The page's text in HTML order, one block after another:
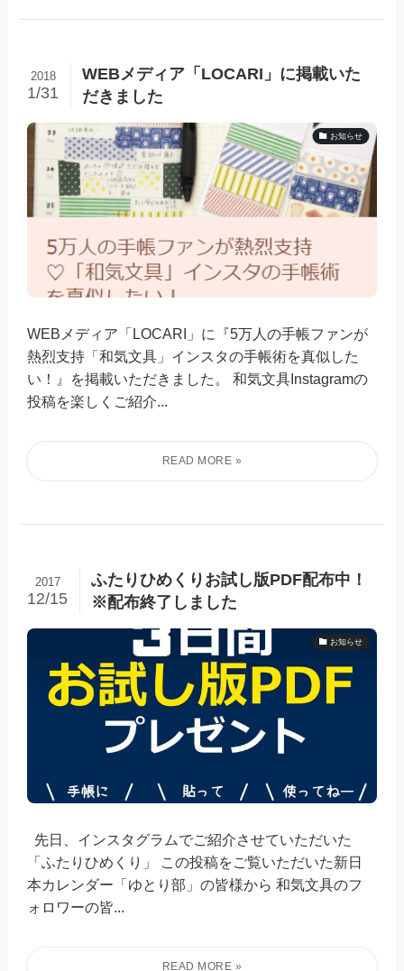
WEBメディア「LOCARI」に掲載いた
だきました
2018
1/31
お知らせ
WEBメディア「LOCARI」に『5万人の手帳ファンが
熱烈支持「和気文具」インスタの手帳術を真似した
い！』を掲載いただきました。 和気文具Instagramの
投稿を楽しくご紹介...
ふたりひめくりお試し版PDF配布中！
※配布終了しました
2017
12/15
お知らせ
先日、インスタグラムでご紹介させていただいた
「ふたりひめくり」 この投稿をご覧いただいた新日
本カレンダー「ゆとり部」の皆様から 和気文具のフ
ォロワーの皆...